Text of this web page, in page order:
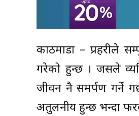
काठमाडौं – प्रहरीले
गरेको हुन्छ । जसले
जीवन नै समर्पण गर्ने
अतुलनीय हुन्छ भन्दा